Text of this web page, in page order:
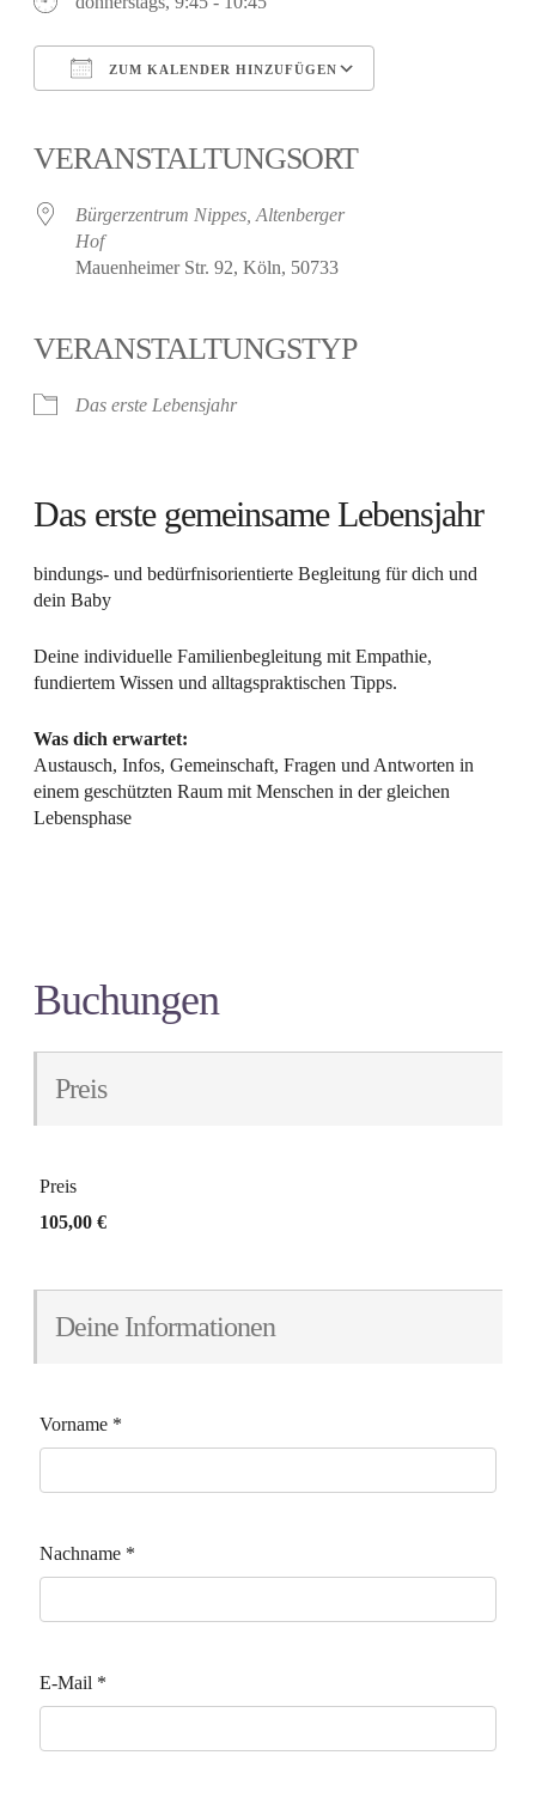
ZUM KALENDER HINZUFÜGEN
VERANSTALTUNGSORT
Bürgerzentrum Nippes, Altenberger
Hof
Mauenheimer Str. 92, Köln, 50733
VERANSTALTUNGSTYP
Das erste Lebensjahr
Das erste gemeinsame Lebensjahr
bindungs- und bedürfnisorientierte Begleitung für dich und
dein Baby
Deine individuelle Familienbegleitung mit Empathie,
fundiertem Wissen und alltagspraktischen Tipps.
Was dich erwartet:
Austausch, Infos, Gemeinschaft, Fragen und Antworten in
einem geschützten Raum mit Menschen in der gleichen
Lebensphase
Buchungen
Preis
Preis
105,00 €
Deine Informationen
Vorname *
Nachname *
E-Mail *